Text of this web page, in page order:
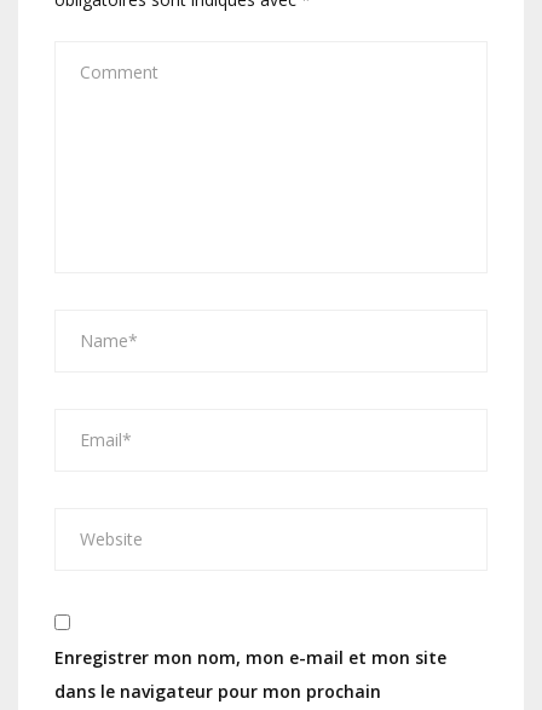
Enregistrer mon nom, mon e-mail et mon site
dans le navigateur pour mon prochain